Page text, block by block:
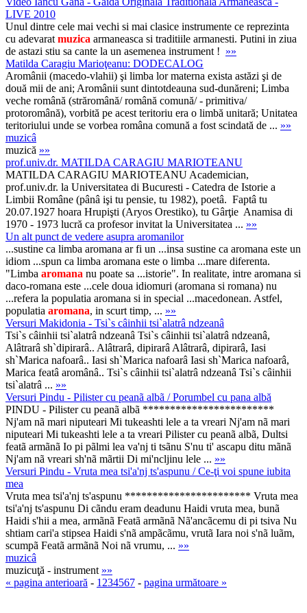
LIVE 2010
Unul dintre cele mai vechi si mai clasice instrumente ce reprezinta
cu adevarat muzica armaneasca si traditiile armanesti. Putini in ziua
de astazi stiu sa cante la un asemenea instrument ! »»
Matilda Caragiu Marioţeanu: DODECALOG
Aromânii (macedo-vlahii) şi limba lor materna exista astăzi şi de
două mii de ani; Aromânii sunt dintotdeauna sud-dunăreni; Limba
veche română (străromână/ română comună/ - primitiva/
protoromână), vorbită pe acest teritoriu era o limbă unitară; Unitatea
teritoriului unde se vorbea româna comună a fost scindată de ... »»
muzicâ
muzică »»
prof.univ.dr. MATILDA CARAGIU MARIOTEANU
MATILDA CARAGIU MARIOTEANU Academician,
prof.univ.dr. la Universitatea di Bucuresti - Catedra de Istorie a
Limbii Române (pânâ işi tu pensie, tu 1982), poetâ. Faptâ tu
20.07.1927 hoara Hrupişti (Aryos Orestiko), tu Gârţie Anamisa di
1970 - 1973 lucră ca profesor invitat la Universitatea ... »»
Un alt punct de vedere asupra aromanilor
...sustine ca limba aromana ar fi un ...insa sustine ca aromana este un
idiom ...spun ca limba aromana este o limba ...mare diferenta.
"Limba aromana nu poate sa ...istorie". In realitate, intre aromana si
daco-romana este ...cele doua idiomuri (aromana si romana) nu
...refera la populatia aromana si in special ...macedonean. Astfel,
populatia aromana, in scurt timp, ... »»
Versuri Makidonia - Tsi`s câinhii tsi`alatrâ ndzeanâ
Tsi`s câinhii tsi`alatrâ ndzeanâ Tsi`s câinhii tsi`alatrâ ndzeanâ,
Alâtrarâ sh`dipirarâ.. Alâtrarâ, dipirarâ Alâtrarâ, dipirarâ, Iasi
sh`Marica nafoarâ.. Iasi sh`Marica nafoarâ Iasi sh`Marica nafoarâ,
Marica featâ aromânâ.. Tsi`s câinhii tsi`alatrâ ndzeanâ Tsi`s câinhii
tsi`alatrâ ... »»
Versuri Pindu - Pilister cu peanã albã / Porumbel cu pana albă
PINDU - Pilister cu peanã albã ************************
Nj'am nã mari niputeari Mi tukeashti lele a ta vreari Nj'am nã mari
niputeari Mi tukeashti lele a ta vreari Pilister cu peanã albã, Dultsi
featã armãnã Io pi pãlmi lea va'nj ti tsãnu S'nu ti' ascapu ditu mãnã
Nj'am nã vreari sh'nã mãrtii Di mi'ncljinu lele ... »»
Versuri Pindu - Vruta mea tsi'a'nj ts'aspunu / Ce-ţi voi spune iubita
mea
Vruta mea tsi'a'nj ts'aspunu *********************** Vruta mea
tsi'a'nj ts'aspunu Di cãndu eram deadunu Haidi vruta mea, bunã
Haidi s'hii a mea, armãnã Featã armãnã Nã'ancãcemu di pi tsiva Nu
shtiam cari'a stipsea Haidi s'nã ampãcãmu, vrutã Iara noi s'nã luãm,
scumpã Featã armãnã Noi nã vrumu, ... »»
muzicâ
muzicuţă - instrument »»
« pagina anterioară - 1 234567 - pagina următoare »